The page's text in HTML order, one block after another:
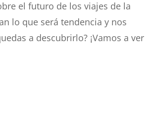
el futuro de los viajes de la
lo que será tendencia y nos
a descubrirlo? ¡Vamos a ver